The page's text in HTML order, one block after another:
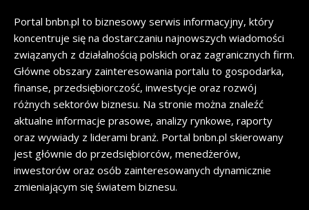
Portal bnbn.pl to biznesowy serwis informacyjny, który
koncentruje się na dostarczaniu najnowszych wiadomości
związanych z działalnością polskich oraz zagranicznych firm.
Główne obszary zainteresowania portalu to gospodarka,
finanse, przedsiębiorczość, inwestycje oraz rozwój
różnych sektorów biznesu. Na stronie można znaleźć
aktualne informacje prasowe, analizy rynkowe, raporty
oraz wywiady z liderami branż. Portal bnbn.pl skierowany
jest głównie do przedsiębiorców, menedżerów,
inwestorów oraz osób zainteresowanych dynamicznie
zmieniającym się światem biznesu.